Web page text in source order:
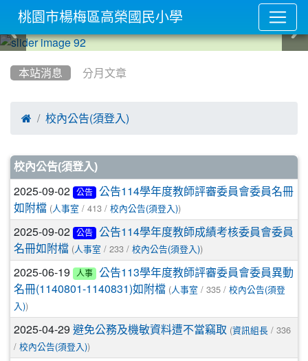
本站消息 分月文章
 校內公告(須登入)
文章列表
校內公告(須登入)
2025-09-02 公告
公告114學年度教師評審委員會委員名冊
如附檔 (人事室 / 413 / 校內公告(須登入))
2025-09-02 公告
公告114學年度教師成績考核委員會委員
名冊如附檔 (人事室 / 233 / 校內公告(須登入))
2025-06-19 人事
公告113學年度教師評審委員會委員異動
名冊(1140801-1140831)如附檔 (人事室 / 335 / 校內公告(須登
入))
2025-04-29 避免公務及機敏資料遭不當竊取 (資訊組長 / 336
/ 校內公告(須登入))
桃園市楊梅區高榮國民小學